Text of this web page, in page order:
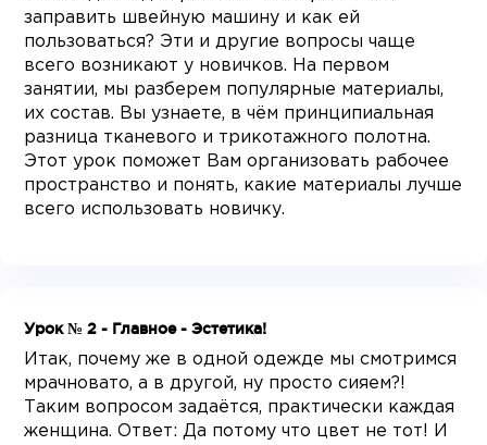
заправить швейную машину и как ей
пользоваться? Эти и другие вопросы чаще
всего возникают у новичков. На первом
занятии, мы разберем популярные материалы,
их состав. Вы узнаете, в чём принципиальная
разница тканевого и трикотажного полотна.
Этот урок поможет Вам организовать рабочее
пространство и понять, какие материалы лучше
всего использовать новичку.
Урок № 2 - Главное - Эстетика!
Итак, почему же в одной одежде мы смотримся
мрачновато, а в другой, ну просто сияем?!
Таким вопросом задаётся, практически каждая
женщина. Ответ: Да потому что цвет не тот! И